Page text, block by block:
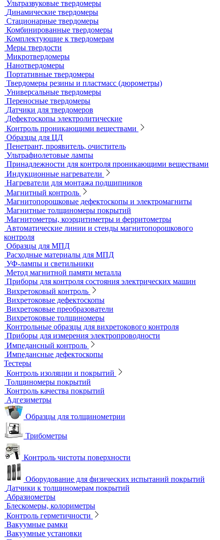
Химреактивы
Фиксаж для рентгеновской пленки
Принадлежности для рентгеновских аппаратов
Пауки, штативы для рентгеновских аппаратов
Твердометрия (контроль твердости)
Ультразвуковые твердомеры
Динамические твердомеры
Стационарные твердомеры
Комбинированные твердомеры
Комплектующие к твердомерам
Меры твердости
Микротвердомеры
Нанотвердомеры
Портативные твердомеры
Твердомеры резины и пластмасс (дюрометры)
Универсальные твердомеры
Переносные твердомеры
Датчики для твердомеров
Дефектоскопы электролитические
Контроль проникающими веществами
Образцы для ЦД
Пенетрант, проявитель, очиститель
Ультрафиолетовые лампы
Принадлежности для контроля проникающими веществами
Индукционные нагреватели
Нагреватели для монтажа подшипников
Магнитный контроль
Магнитопорошковые дефектоскопы и электромагниты
Магнитные толщиномеры покрытий
Магнитометры, коэрцитиметры и ферритометры
Автоматические линии и стенды магнитопорошкового
контроля
Образцы для МПД
Расходные материалы для МПД
УФ-лампы и светильники
Метод магнитной памяти металла
Приборы для контроля состояния электрических машин
Вихретоковый контроль
Вихретоковые дефектоскопы
Вихретоковые преобразователи
Вихретоковые толщиномеры
Контрольные образцы для вихретокового контроля
Приборы для измерения электропроводности
Импедансный контроль
Импедансные дефектоскопы
Тестеры
Контроль изоляции и покрытий
Толщиномеры покрытий
Контроль качества покрытий
Адгезиметры
Образцы для толщинометрии
Трибометры
Контроль чистоты поверхности
Оборудование для физических испытаний покрытий
Датчики к толщиномерам покрытий